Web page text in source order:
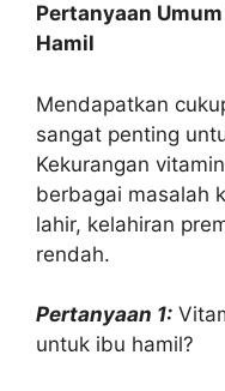
Pertanyaan
Hamil
Mendapatkan
sangat penting
Kekurangan
berbagai masalah
lahir, kelahiran
rendah.
Pertanyaan 1:
untuk ibu hamil?